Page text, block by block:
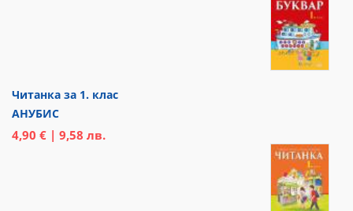
Читанка за 1. клас
АНУБИС
4,90 € | 9,58 лв.